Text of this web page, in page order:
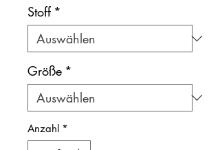
Stoff *
Größe *
Anzahl *